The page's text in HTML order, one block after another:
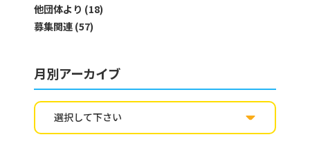
他団体より (18)
募集関連 (57)
月別アーカイブ